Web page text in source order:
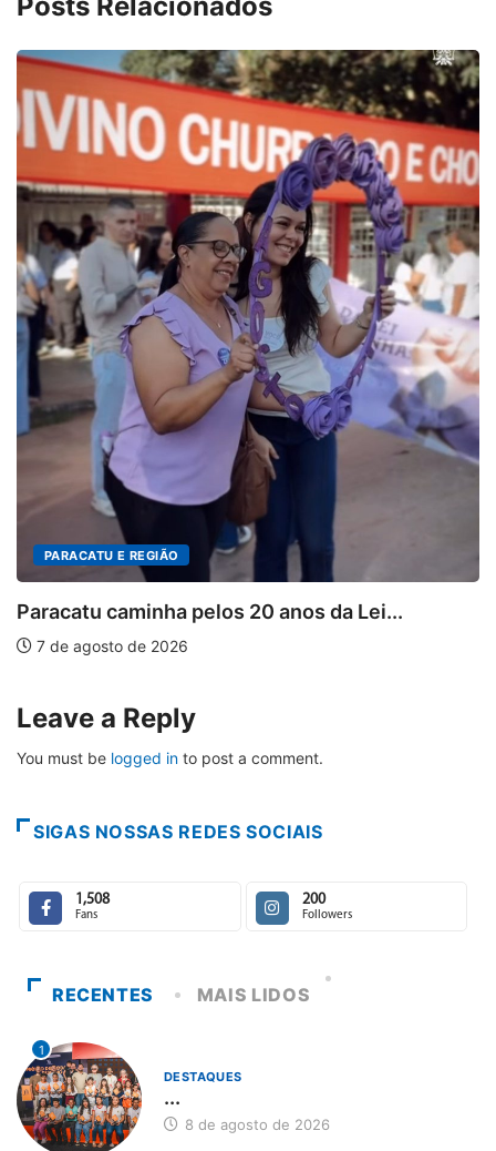
PARACATU E REGIÃO
Projeto CUTUCAR abre nova edição e
7 de agosto de 2026
Leave a Reply
You must be logged in to post a comment.
SIGAS NOSSAS REDES SOCIAIS
1,508
Fans
200
Followers
RECENTES MAIS LIDOS
1
DESTAQUES
...
8 de agosto de 2026